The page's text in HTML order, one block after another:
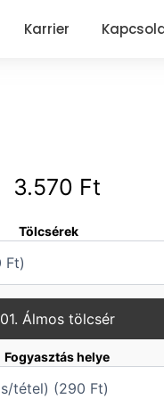
Karrier
3.570 Ft
Tölcsérek
01. Álmos tölcsér
Fogyasztás helye